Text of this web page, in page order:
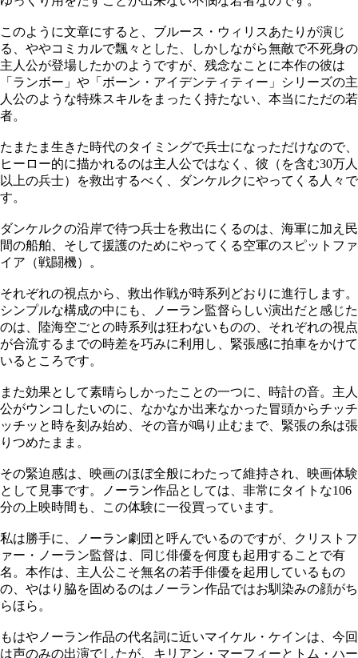
このように文章にすると、ブルース・ウィリスあたりが演じ
る、ややコミカルで飄々とした、しかしながら無敵で不死身の
主人公が登場したかのようですが、残念なことに本作の彼は
「ランボー」や「ボーン・アイデンティティー」シリーズの主
人公のような特殊スキルをまったく持たない、本当にただの若
者。
たまたま生きた時代のタイミングで兵士になっただけなので、
ヒーロー的に描かれるのは主人公ではなく、彼（を含む30万人
以上の兵士）を救出するべく、ダンケルクにやってくる人々で
す。
ダンケルクの沿岸で待つ兵士を救出にくるのは、海軍に加え民
間の船舶、そして援護のためにやってくる空軍のスピットファ
イア（戦闘機）。
それぞれの視点から、救出作戦が時系列どおりに進行します。
シンプルな構成の中にも、ノーラン監督らしい演出だと感じた
のは、陸海空ごとの時系列は狂わないものの、それぞれの視点
が合流するまでの時差を巧みに利用し、緊張感に拍車をかけて
いるところです。
また効果として素晴らしかったことの一つに、時計の音。主人
公がウンコしたいのに、なかなか出来なかった冒頭からチッチ
ッチッと時を刻み始め、その音が鳴り止むまで、緊張の糸は張
りつめたまま。
その緊迫感は、映画のほぼ全般にわたって維持され、映画体験
として見事です。ノーラン作品としては、非常にタイトな106
分の上映時間も、この体験に一役買っています。
私は勝手に、ノーラン劇団と呼んでいるのですが、クリストフ
ァー・ノーラン監督は、同じ俳優を何度も起用することで有
名。本作は、主人公こそ無名の若手俳優を起用しているもの
の、やはり脇を固めるのはノーラン作品ではお馴染みの顔がち
らほら。
もはやノーラン作品の代名詞に近いマイケル・ケインは、今回
は声のみの出演でしたが、キリアン・マーフィーとトム・ハー